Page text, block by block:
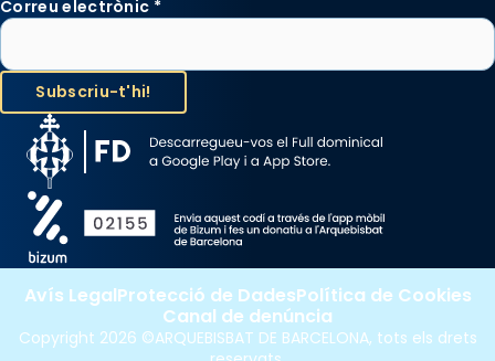
Correu electrònic *
Copyright 2026 ©ARQUEBISBAT DE BARCELONA, tots els drets
Avís LegalProtecció de DadesPolítica de Cookies
Canal de denúncia